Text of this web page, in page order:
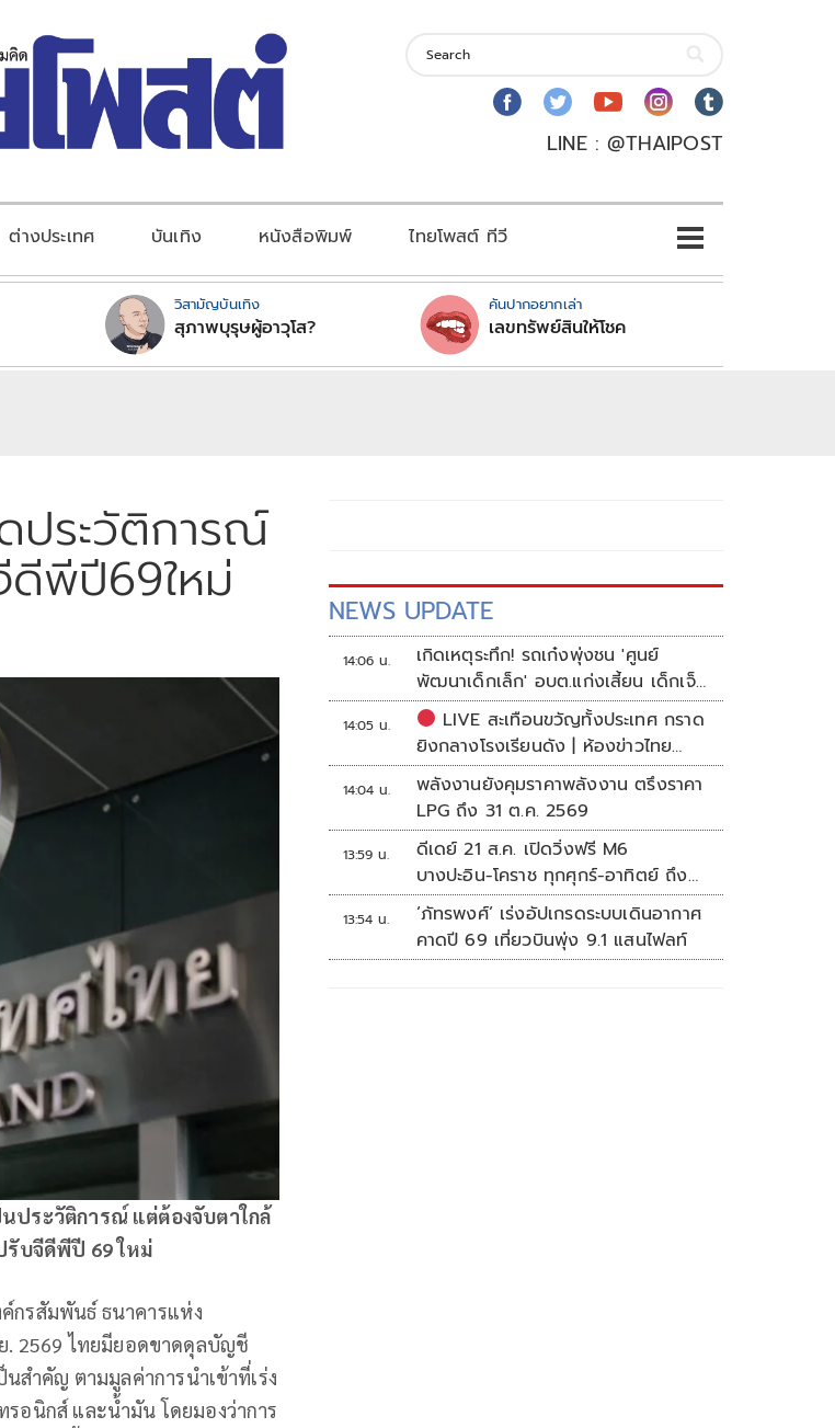
LINE : @THAIPOST
ต่างประเทศ บันเทิง หนังสือพิมพ์ ไทยโพสต์ ทีวี
วิสามัญบันเทิง
สุภาพบุรุษผู้อาวุโส?
คันปากอยากเล่า
เลขทรัพย์สินให้โชค
ประวัติการณ์
ดีพีปี69ใหม่
ประวัติการณ์ แต่ต้องจับตาใกล้
ปรับจีดีพีปี 69ใหม่
กรสัมพันธ์ ธนาคารแห่ง
. 2569 ไทยมียอดขาดดุลบัญชี
สำคัญ ตามมูลค่าการนำเข้าที่เร่ง
อนิกส์ และน้ำมัน โดยมองว่าการ
NEWS UPDATE
14:06 น.
เกิดเหตุระทึก! รถเก๋งพุ่งชน 'ศูนย์
พัฒนาเด็กเล็ก' อบต.แก่งเสี้ยน เด็กเจ็บ
กว่า 10 ราย
14:05 น.
LIVE สะเทือนขวัญทั้งประเทศ กราด
ยิงกลางโรงเรียนดัง | ห้องข่าวไทย
โพสต์
14:04 น.
พลังงานยังคุมราคาพลังงาน ตรึงราคา
LPG ถึง 31 ต.ค. 2569
13:59 น.
ดีเดย์ 21 ส.ค. เปิดวิ่งฟรี M6
บางปะอิน-โคราช ทุกศุกร์-อาทิตย์ ถึง
สิ้นปี 69
13:54 น.
‘ภัทรพงศ์’ เร่งอัปเกรดระบบเดินอากาศ
คาดปี 69 เที่ยวบินพุ่ง 9.1 แสนไฟลท์